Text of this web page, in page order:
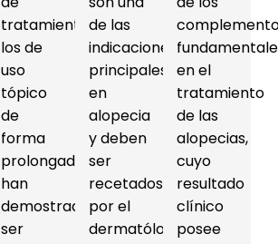
tratamientos,
los de
uso
tópico
de
forma
prolongada
han
demostrado
ser
de las
indicaciones
principales
en
alopecia
y deben
ser
recetados
por el
dermatólogo
en el
tratamiento
de las
alopecias,
cuyo
resultado
clínico
posee